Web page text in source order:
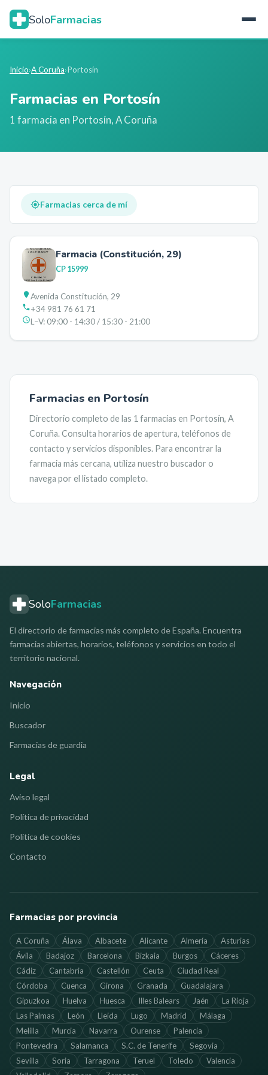
SoloFarmacias
Inicio›A Coruña›Portosín
Farmacias en Portosín
1 farmacia en Portosín,A Coruña
Farmacias cerca de mí
Farmacia (Constitución, 29)
CP 15999
Avenida Constitución, 29
+34 981 76 61 71
L–V:09:00 - 14:30 / 15:30 - 21:00
Farmacias en Portosín
Directorio completo de las 1 farmacias en Portosín, A
Coruña. Consulta horarios de apertura, teléfonos de
contacto y servicios disponibles. Para encontrar la
farmacia más cercana, utiliza nuestro buscador o
navega por el listado completo.
SoloFarmacias
El directorio de farmacias más completo de España. Encuentra
farmacias abiertas, horarios, teléfonos y servicios en todo el
territorio nacional.
Navegación
Inicio
Buscador
Farmacias de guardia
Legal
Aviso legal
Política de privacidad
Política de cookies
Contacto
Farmacias por provincia
A Coruña Álava Albacete Alicante Almería
Asturias
Ávila
Badajoz Barcelona Bizkaia Burgos
Cáceres
Cádiz
Cantabria Castellón Ceuta
Ciudad Real
Córdoba
Cuenca Girona Granada
Guadalajara
Gipuzkoa
Huelva Huesca Illes Balears Jaén
La Rioja
Las Palmas
León Lleida Lugo Madrid
Málaga
Melilla
Murcia Navarra Ourense
Palencia
Pontevedra
Salamanca S.C. de Tenerife
Segovia
Sevilla
Soria Tarragona Teruel Toledo
Valencia